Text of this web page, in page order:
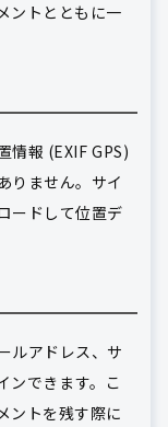
ントとともに一
情報 (EXIF GPS)
りません。サイ
ードして位置デ
ルアドレス、サ
ンできます。こ
ントを残す際に